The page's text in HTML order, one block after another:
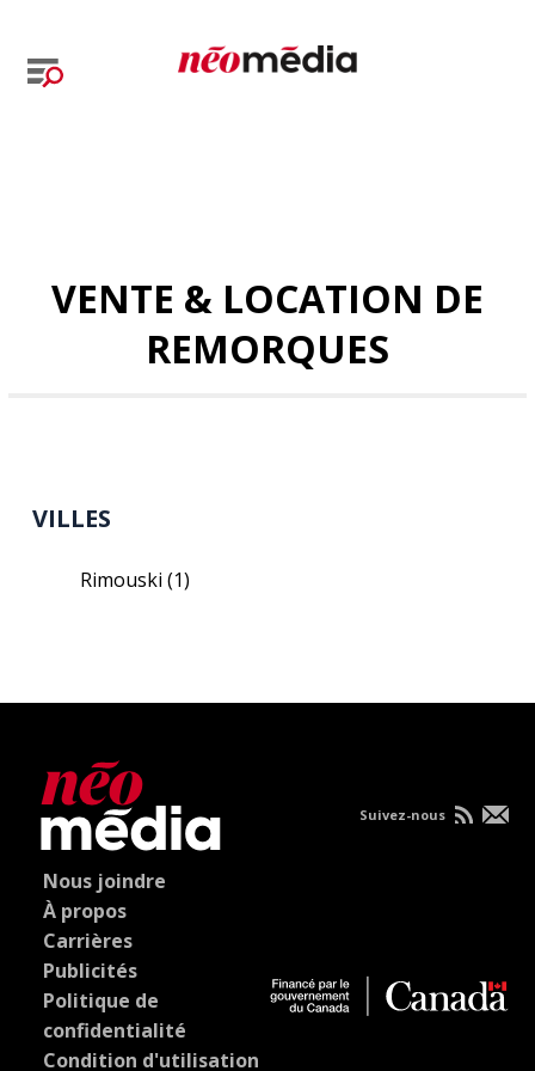
VENTE & LOCATION DE
REMORQUES
VILLES
Rimouski(1)
Nous joindre
À propos
Carrières
Publicités
Politique de
confidentialité
Condition d'utilisation
Suivez-nous